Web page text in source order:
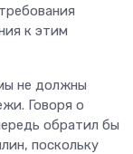
к этим
не должны
Говоря о
обратил бы
поскольку